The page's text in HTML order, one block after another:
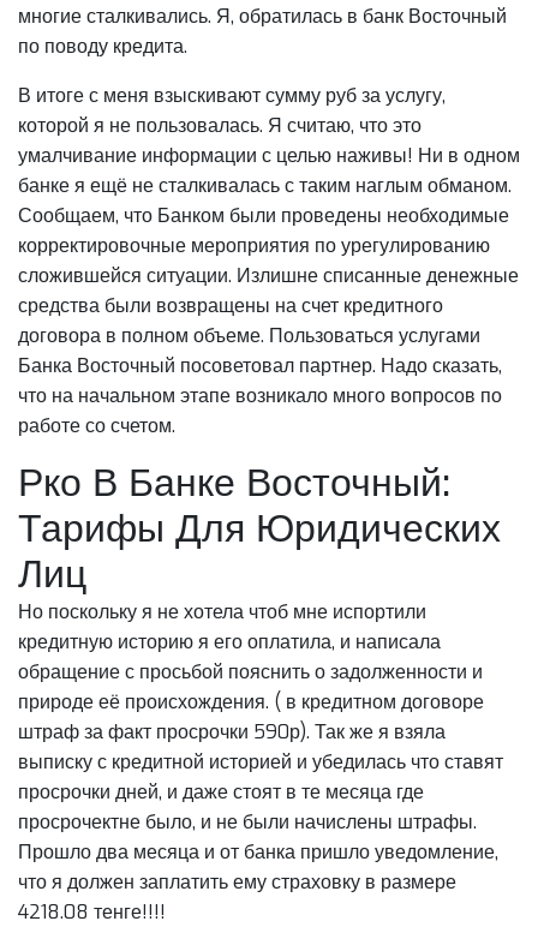
многие сталкивались. Я, обратилась в банк Восточный
по поводу кредита.
В итоге с меня взыскивают сумму руб за услугу,
которой я не пользовалась. Я считаю, что это
умалчивание информации с целью наживы! Ни в одном
банке я ещё не сталкивалась с таким наглым обманом.
Сообщаем, что Банком были проведены необходимые
корректировочные мероприятия по урегулированию
сложившейся ситуации. Излишне списанные денежные
средства были возвращены на счет кредитного
договора в полном объеме. Пользоваться услугами
Банка Восточный посоветовал партнер. Надо сказать,
что на начальном этапе возникало много вопросов по
работе со счетом.
Рко В Банке Восточный:
Тарифы Для Юридических
Лиц
Но поскольку я не хотела чтоб мне испортили
кредитную историю я его оплатила, и написала
обращение с просьбой пояснить о задолженности и
природе её происхождения. ( в кредитном договоре
штраф за факт просрочки 590р). Так же я взяла
выписку с кредитной историей и убедилась что ставят
просрочки дней, и даже стоят в те месяца где
просрочектне было, и не были начислены штрафы.
Прошло два месяца и от банка пришло уведомление,
что я должен заплатить ему страховку в размере
4218.08 тенге!!!!